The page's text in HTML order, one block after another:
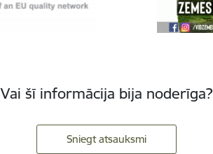
Vai šī informācija bija noderīga?
Sniegt atsauksmi